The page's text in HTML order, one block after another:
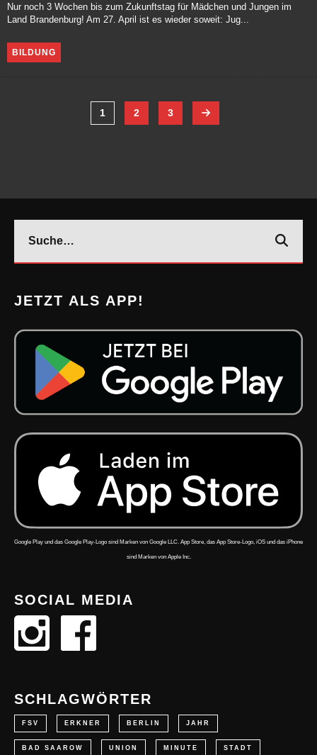
Nur noch 3 Wochen bis zum Zukunftstag für Mädchen und Jungen im
Land Brandenburg! Am 27. April ist es wieder soweit: Jug...
BILDUNG
1 2 3
JETZT ALS APP!
Google Play und das Google Play-Logo sind Marken von Google LLC. App Store, das App Store-Logo, iOS und das iPhone
sind Marken von Apple Inc.
SOCIAL MEDIA
SCHLAGWÖRTER
FSV ERKNER BERLIN JAHR
BAD SAAROW UNION MINUTE STADT